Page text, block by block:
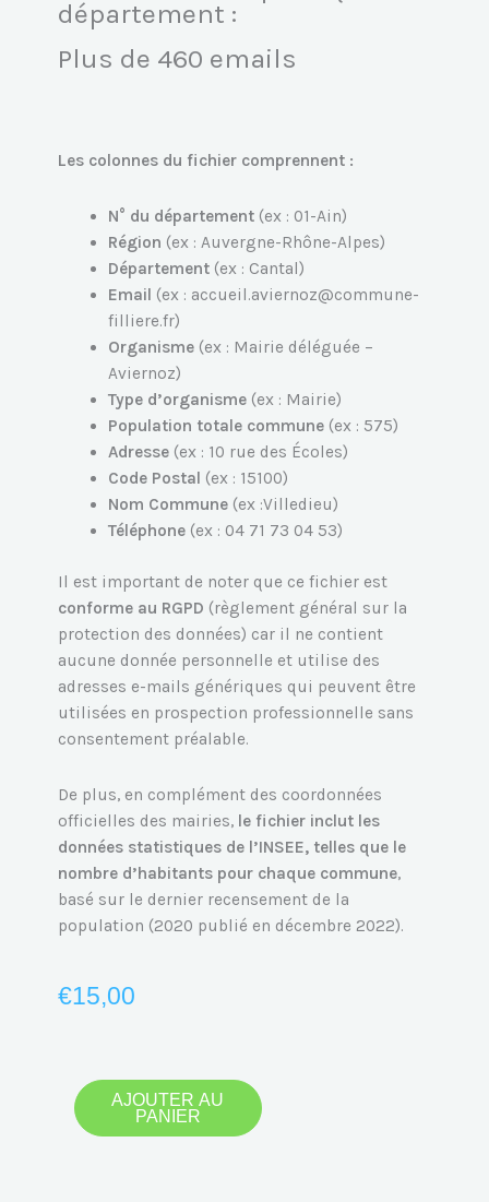
département :
Plus de 460 emails
Les colonnes du fichier comprennent :
N° du département (ex : 01-Ain)
Région (ex : Auvergne-Rhône-Alpes)
Département (ex : Cantal)
Email (ex : accueil.aviernoz@commune-
filliere.fr)
Organisme (ex : Mairie déléguée –
Aviernoz)
Type d’organisme (ex : Mairie)
Population totale commune (ex : 575)
Adresse (ex : 10 rue des Écoles)
Code Postal (ex : 15100)
Nom Commune (ex :Villedieu)
Téléphone (ex : 04 71 73 04 53)
Il est important de noter que ce fichier est
conforme au RGPD (règlement général sur la
protection des données) car il ne contient
aucune donnée personnelle et utilise des
adresses e-mails génériques qui peuvent être
utilisées en prospection professionnelle sans
consentement préalable.
De plus, en complément des coordonnées
officielles des mairies, le fichier inclut les
données statistiques de l’INSEE, telles que le
nombre d’habitants pour chaque commune,
basé sur le dernier recensement de la
population (2020 publié en décembre 2022).
€15,00
quantité
de
AJOUTER AU
PANIER